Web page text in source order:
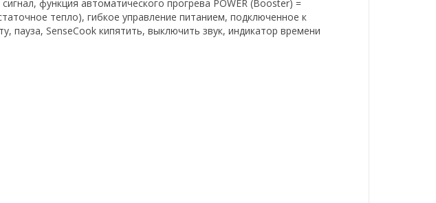
функция автоматического прогрева POWER (Booster) =
тепло), гибкое управление питанием, подключенное к
пауза, SenseCook кипятить, выключить звук, индикатор времени